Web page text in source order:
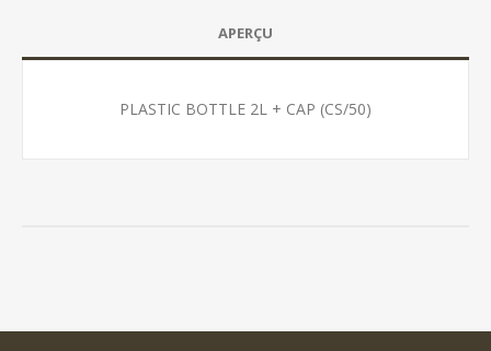
APERÇU
PLASTIC BOTTLE 2L + CAP (CS/50)